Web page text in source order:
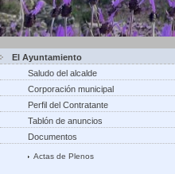
El Ayuntamiento
Saludo del alcalde
Corporación municipal
Perfil del Contratante
Tablón de anuncios
Documentos
Actas de Plenos